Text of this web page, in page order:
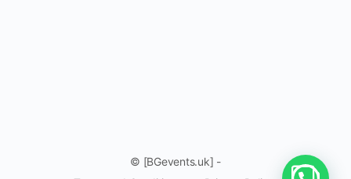
© [BGevents.uk] -